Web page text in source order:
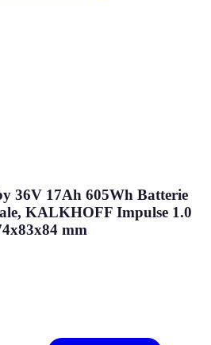
36V 17Ah 605Wh Batterie
KALKHOFF Impulse 1.0
mm